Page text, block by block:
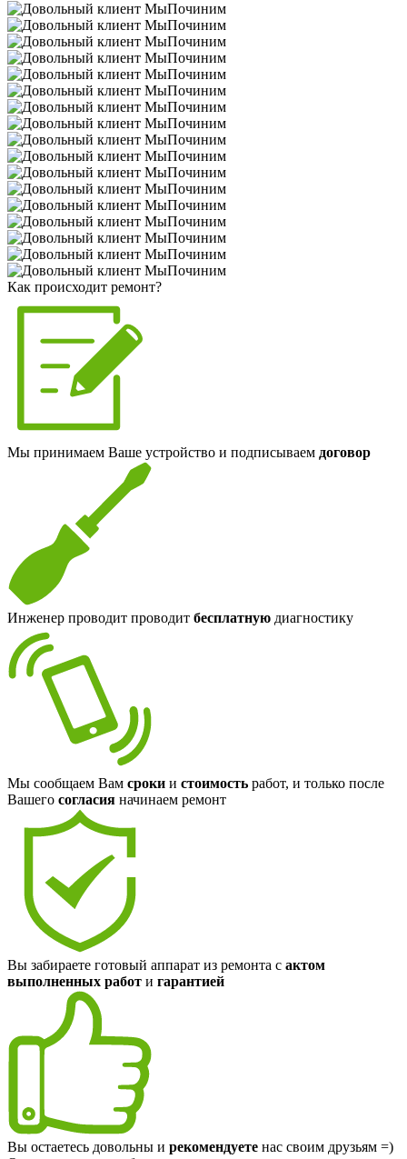
Как происходит ремонт?
Мы принимаем Ваше устройство и подписываем договор
Инженер проводит проводит бесплатную диагностику
Мы сообщаем Вам сроки и стоимость работ, и только после
Вашего согласия начинаем ремонт
Вы забираете готовый аппарат из ремонта с актом
выполненных работ и гарантией
Вы остаетесь довольны и рекомендуете нас своим друзьям =)